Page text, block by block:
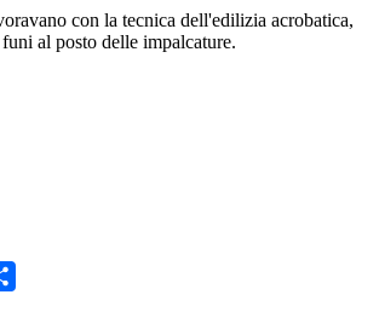
con la tecnica dell'edilizia acrobatica,
al posto delle impalcature.